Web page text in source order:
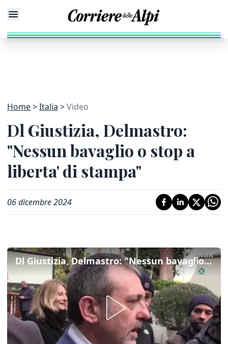
Home Italia Video
Dl Giustizia, Delmastro:
"Nessun bavaglio o stop a
liberta' di stampa"
06 dicembre 2024
Dl Giustizia, Delmastro: "Nessun bavaglio o stop a liberta' di stampa"